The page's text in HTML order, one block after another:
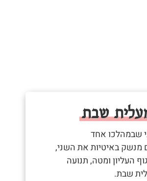
שבת
שבמהלכו אחד
באיטיות את השני,
העליון ומטה, תנועה
שבת.